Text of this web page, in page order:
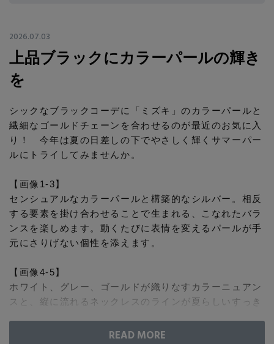
『ELLE』最新号掲載
【ジュエリー】シルバーでクールに
パンツ
ジャケット
コート
ルームウェア・パジャマ
スニーカー
レインシューズ
ブーツ
ハンドバッグ
財布・小物
ボディバッグ・ウェストポーチ
クラッチバッグ
ボストンバッグ
ストール・マフラー・ケープ
ヘアアクセサリー
スマートフォンケース・タブレットケース
アイウェア
ベルト
グローブ
レッグウェア
すべてのアクセサリー
ネックレス
バングル・ブレスレット
リング
コサージュ・ブローチ
チャーム
ランジェリー
ランジェリー
インナー
スポーツ
すべてのスポーツ
ウェア
シューズ
バッグ・小物
特集一覧
BRAND NEWS
2026.07.03
上品ブラックにカラーパールの輝き
を
シックなブラックコーデに「ミズキ」のカラーパールと
繊細なゴールドチェーンを合わせるのが最近のお気に入
り！ 今年は夏の日差しの下でやさしく輝くサマーパー
ルにトライしてみませんか。
【画像1-3】
センシュアルなカラーパールと構築的なシルバー。相反
する要素を掛け合わせることで生まれる、こなれたバラ
ンスを楽しめます。動くたびに表情を変えるパールが手
元にさりげない個性を添えます。
【画像4-5】
ホワイト、グレー、ゴールドが織りなすカラーニュアン
スと、縦に流れるネックレスのラインが夏らしいすっき
りなく。デイリーからオケージョンまで幅広く活躍す